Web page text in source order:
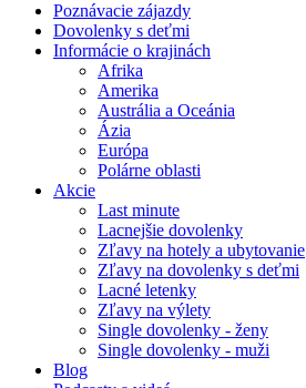
Poznávacie zájazdy
Dovolenky s deťmi
Informácie o krajinách
Afrika
Amerika
Austrália a Oceánia
Ázia
Európa
Polárne oblasti
Akcie
Last minute
Lacnejšie dovolenky
Zľavy na hotely a ubytovanie
Zľavy na dovolenky s deťmi
Lacné letenky
Zľavy na výlety
Single dovolenky - ženy
Single dovolenky - muži
Blog